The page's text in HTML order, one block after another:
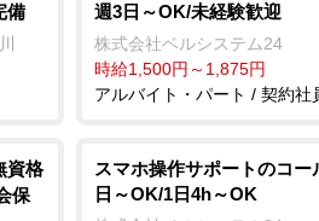
備
週3日～OK/未経験歓迎
株式会社ベルシステム24
時給1,500円～1,875円
アルバイト・パート / 契約社
資格
保
スマホ操作サポートのコー
日～OK/1日4h～OK